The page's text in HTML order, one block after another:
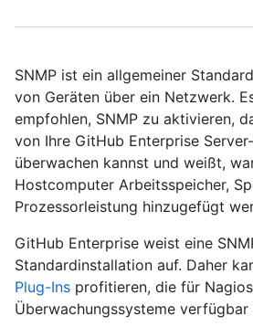
SNMP ist ein allgemeiner
von Geräten über ein Netzwerk.
empfohlen, SNMP zu aktivieren,
von Ihre GitHub Enterprise
überwachen kannst und weißt,
Hostcomputer Arbeitsspeicher,
Prozessorleistung hinzugefügt
GitHub Enterprise weist eine
Standardinstallation auf. Daher
Plug-Ins profitieren, die für
Überwachungssysteme verfügbar